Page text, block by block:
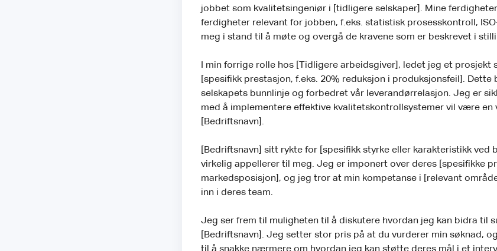
jobbet som kvalitetsingeniør i [tidligere selskaper]. Mine
ferdigheter relevant for jobben, f.eks. statistisk prosesskontroll,
meg i stand til å møte og overgå de kravene som er beskrevet i
I min forrige rolle hos [Tidligere arbeidsgiver], ledet jeg et prosjekt
[spesifikk prestasjon, f.eks. 20% reduksjon i produksjonsfeil]. Dette
selskapets bunnlinje og forbedret vår leverandørrelasjon. Jeg er
med å implementere effektive kvalitetskontrollsystemer vil være en
[Bedriftsnavn].
[Bedriftsnavn] sitt rykte for [spesifikk styrke eller karakteristikk ved
virkelig appellerer til meg. Jeg er imponert over deres [spesifikke
markedsposisjon], og jeg tror at min kompetanse i [relevant
inn i deres team.
Jeg ser frem til muligheten til å diskutere hvordan jeg kan bidra til
[Bedriftsnavn]. Jeg setter stor pris på at du vurderer min søknad,
til å snakke nærmere om hvordan jeg kan støtte deres mål i et